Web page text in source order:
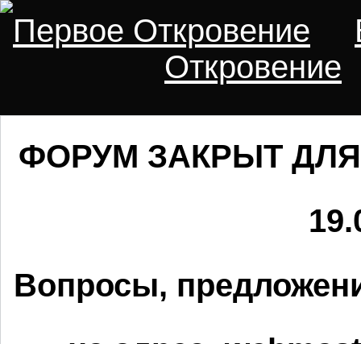
Первое Откровение
Откровение
ФОРУМ ЗАКРЫТ
Вопросы,